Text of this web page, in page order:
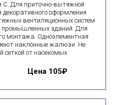
С. Для приточно-вытяжной
оформления
вентиляционных систем
промышленных зданий. Для
монтажа. Одноэлементная
наклонные жалюзи. Не
сеткой от насекомых.
Цена105₽